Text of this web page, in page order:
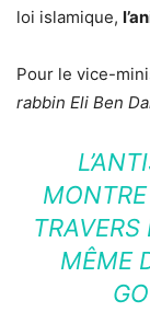
loi islamique,
Pour le vice-
rabbin Eli Ben
TRAVERS
MÊME